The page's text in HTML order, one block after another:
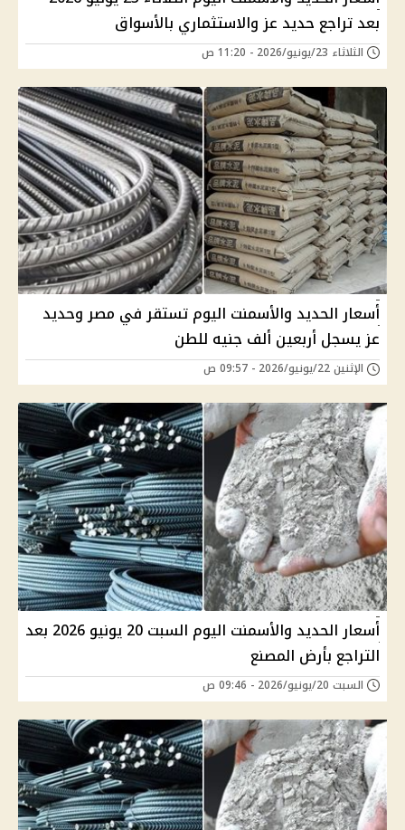
بعد تراجع حديد عز والاستثماري بالأسواق
الثلاثاء 23/يونيو/2026 - 11:20 ص
أسعار الحديد والأسمنت اليوم تستقر في مصر وحديد
عز يسجل أربعين ألف جنيه للطن
الإثنين 22/يونيو/2026 - 09:57 ص
أسعار الحديد والأسمنت اليوم السبت 20 يونيو 2026 بعد
التراجع بأرض المصنع
السبت 20/يونيو/2026 - 09:46 ص